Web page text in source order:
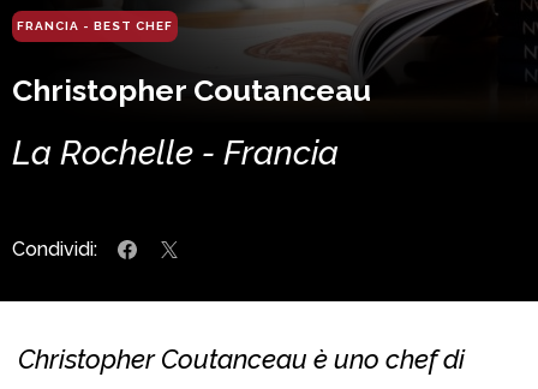
FRANCIA - BEST CHEF
Christopher Coutanceau
La Rochelle - Francia
Condividi:
Christopher Coutanceau è uno chef di